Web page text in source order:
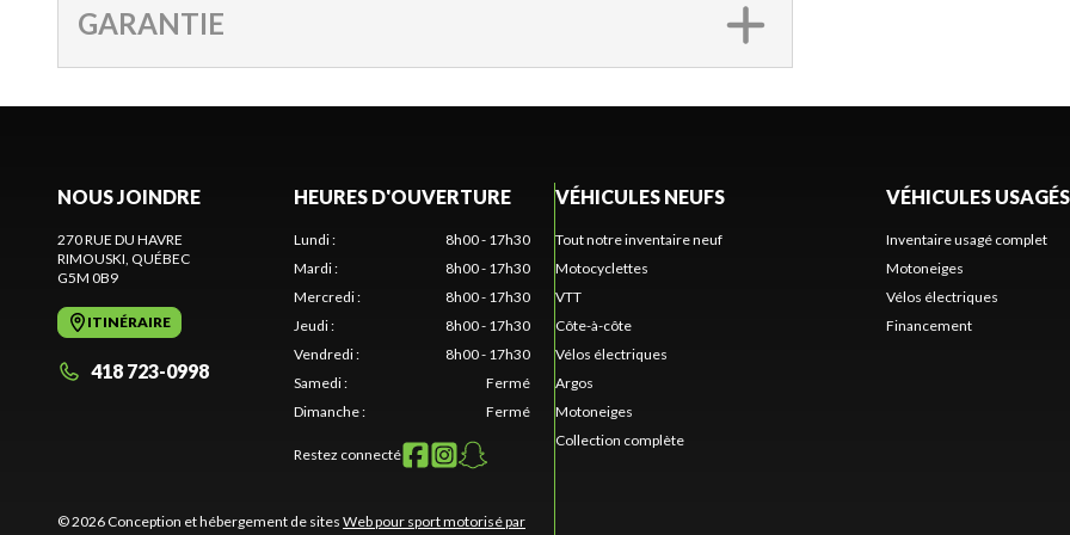
GARANTIE
NOUS JOINDRE
270 RUE DU HAVRE
RIMOUSKI, QUÉBEC
G5M 0B9
ITINÉRAIRE
418 723-0998
HEURES D'OUVERTURE
Lundi:
8h00 - 17h30
Mardi:
8h00 - 17h30
Mercredi:
8h00 - 17h30
Jeudi:
8h00 - 17h30
Vendredi:
8h00 - 17h30
Samedi:
Fermé
Dimanche: Fermé
Restez connecté
© 2026 Conception et hébergement de sites Web pour sport motorisé par
VÉHICULES NEUFS
Tout notre inventaire neuf
Motocyclettes
VTT
Côte-à-côte
Vélos électriques
Argos
Motoneiges
Collection complète
VÉHICULES USAGÉS
Inventaire usagé complet
Motoneiges
Vélos électriques
Financement